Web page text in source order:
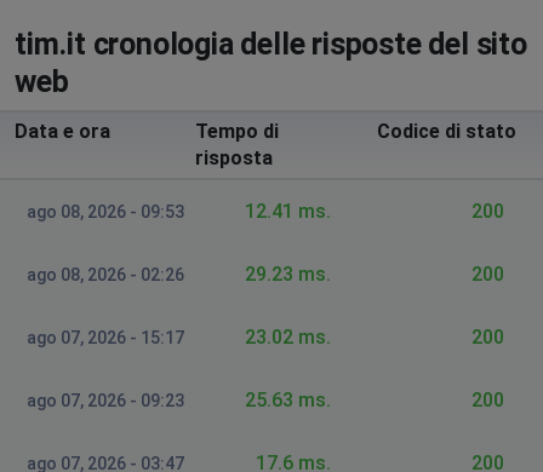
https://api.webmail.tim.it/auth/oauth/v2/authorize?
response_type=code&client_id=5b816c4e-3254-4299-
96be-
0S6_WzA2Mj potrebbe essere temporaneamente non
disponibile oppure è stata permanentemente spostata
Naples, Italy
6 mesi ago
Siderno, Italy
7 mesi ago
tim.it cronologia delle risposte del sito
web
Data e ora
Tempo di
risposta
Codice di stato
ago 08, 2026 - 09:53 12.41 ms. 200
ago 08, 2026 - 02:26 29.23 ms. 200
ago 07, 2026 - 15:17 23.02 ms. 200
ago 07, 2026 - 09:23 25.63 ms. 200
ago 07, 2026 - 03:47 17.6 ms. 200